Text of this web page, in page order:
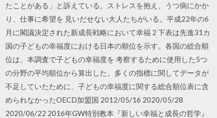
たことがある」と訴えている。ストレスを抱え、うつ病にかか
り、仕事に希望を 見いだせない大人たちがいる。平成22年の6
月に閣議決定された新成長戦略において幸福 2 下表は先進31カ
国の子どもの幸福度における日本の順位を示す。各国の総合順
位は、本調査で子どもの幸福度を 考察するために使用した5つ
の分野の平均順位から算出した。多くの指標に関してデータが
不足していたために、子どもの幸福度に関する総合順位表に含
められなかったOECD加盟国 2012/05/16 2020/05/28
2020/06/22 2016年GW特別教本『新しい幸福と成長の哲学』